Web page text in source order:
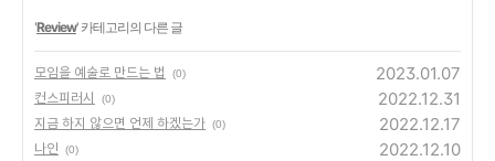
'Review' 카테고리의 다른 글
모임을 예술로 만드는 법 (0) 2023.01.07
컨스피러시 (0) 2022.12.31
지금 하지 않으면 언제 하겠는가 (0) 2022.12.17
나인 (0) 2022.12.10